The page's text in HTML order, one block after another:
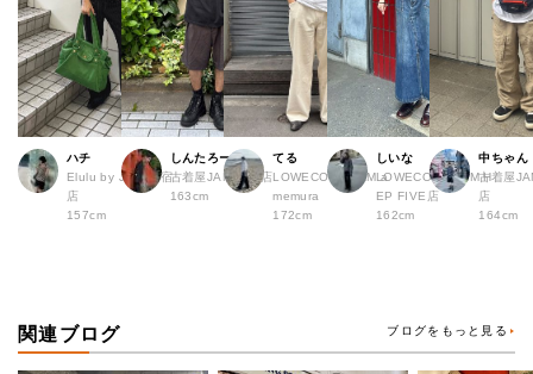
ハチ
Elulu by JAM 原宿
店
157cm
しんたろー
古着屋JAM 仙台店
163cm
てる
LOWECO by JAM a
memura
172cm
しいな
LOWECO by JAM H
EP FIVE店
162cm
中ちゃん
古着屋
店
164cm
関連ブログ ブログをもっと見る